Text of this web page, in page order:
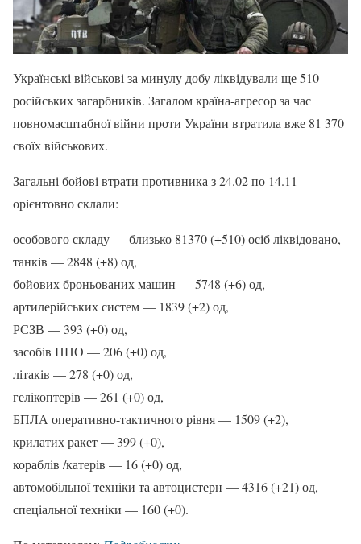
Українські військові за минулу добу ліквідували ще 510
російських загарбників. Загалом країна-агресор за час
повномасштабної війни проти України втратила вже 81 370
своїх військових.
Загальні бойові втрати противника з 24.02 по 14.11
орієнтовно склали:
особового складу — близько 81370 (+510) осіб ліквідовано,
танків — 2848 (+8) од,
бойових броньованих машин — 5748 (+6) од,
артилерійських систем — 1839 (+2) од,
РСЗВ — 393 (+0) од,
засобів ППО — 206 (+0) од,
літаків — 278 (+0) од,
гелікоптерів — 261 (+0) од,
БПЛА оперативно-тактичного рівня — 1509 (+2),
крилатих ракет — 399 (+0),
кораблів /катерів — 16 (+0) од,
автомобільної техніки та автоцистерн — 4316 (+21) од,
спеціальної техніки — 160 (+0).